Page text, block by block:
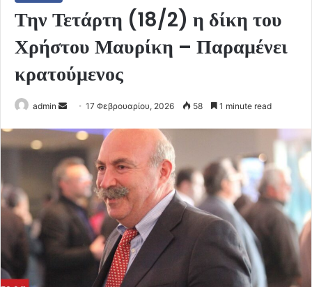
Την Τετάρτη (18/2) η δίκη του
Χρήστου Μαυρίκη – Παραμένει
κρατούμενος
admin
Send
email
17 Φεβρουαρίου, 2026 58 1 minute read